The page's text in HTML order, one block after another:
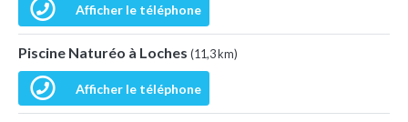
Afficher le téléphone
Piscine Naturéo à Loches (11,3 km)
Afficher le téléphone